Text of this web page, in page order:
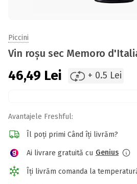
Piccini
Vin roșu sec Memoro
46,49 Lei + 0.5 Lei
Avantajele Freshful:
Îl poți primi Când îți livrăm?
Ai livrare gratuită cu Genius
Îți livrăm comanda la